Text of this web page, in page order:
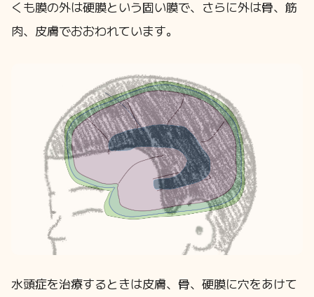
くも膜の外は硬膜という固い膜で、さらに外は骨、筋
肉、皮膚でおおわれています。
水頭症を治療するときは皮膚、骨、硬膜に穴をあけて